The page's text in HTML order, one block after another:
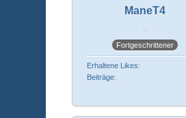
ManeT4
Fortgeschrittener
Erhaltene Likes
Beiträge